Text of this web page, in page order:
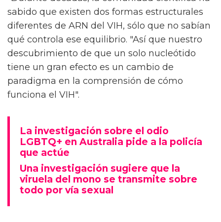
sabido que existen dos formas estructurales
diferentes de ARN del VIH, sólo que no sabían
qué controla ese equilibrio. "Así que nuestro
descubrimiento de que un solo nucleótido
tiene un gran efecto es un cambio de
paradigma en la comprensión de cómo
funciona el VIH".
La investigación sobre el odio
LGBTQ+ en Australia pide a la policía
que actúe
Una investigación sugiere que la
viruela del mono se transmite sobre
todo por vía sexual